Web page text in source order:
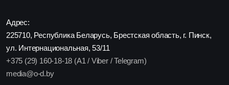
Адрес:
225710, Республика Беларусь, Брестская область, г. Пинск,
ул. Интернациональная, 53/11
+375 (29) 160-18-18 (A1 / Viber / Telegram)
media@o-d.by